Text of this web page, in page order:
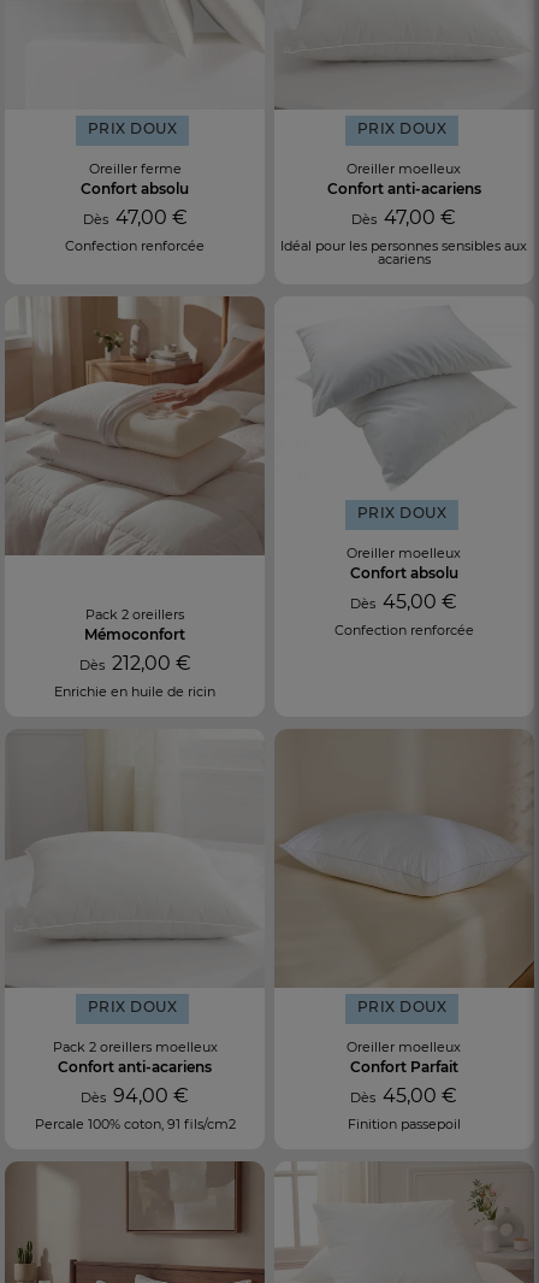
PRIX DOUX
Oreiller ferme
Confort absolu
Dès 47,00 €
Confection renforcée
PRIX DOUX
Oreiller moelleux
Confort anti-acariens
Dès47,00 €
Idéal pour les personnes sensibles aux
acariens
Pack 2 oreillers
Mémoconfort
Dès 212,00 €
Enrichie en huile de ricin
PRIX DOUX
Oreiller moelleux
Confort absolu
Dès45,00 €
Confection renforcée
PRIX DOUX
Pack 2 oreillers moelleux
Confort anti-acariens
Dès94,00 €
Percale 100% coton, 91 fils/cm2
PRIX DOUX
Oreiller moelleux
Confort Parfait
Dès45,00 €
Finition passepoil